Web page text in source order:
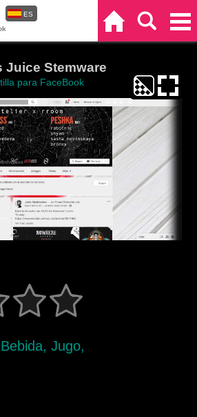
ES
Juice Stemware
para FaceBook
Jugo,